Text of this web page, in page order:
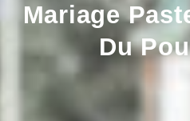
Mariage
Du